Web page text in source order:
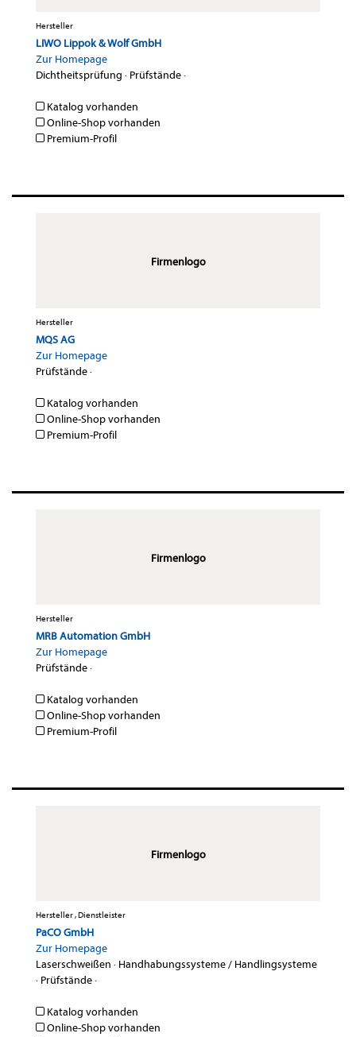
Hersteller
LIWO Lippok & Wolf GmbH
Zur Homepage
Dichtheitsprüfung · Prüfstände·
Katalog vorhanden
Online-Shop vorhanden
Premium-Profil
Firmenlogo
Hersteller
MQS AG
Zur Homepage
Prüfstände·
Katalog vorhanden
Online-Shop vorhanden
Premium-Profil
Firmenlogo
Hersteller
MRB Automation GmbH
Zur Homepage
Prüfstände·
Katalog vorhanden
Online-Shop vorhanden
Premium-Profil
Firmenlogo
Hersteller , Dienstleister
PaCO GmbH
Zur Homepage
Laserschweißen · Handhabungssysteme / Handlingsysteme
· Prüfstände·
Katalog vorhanden
Online-Shop vorhanden